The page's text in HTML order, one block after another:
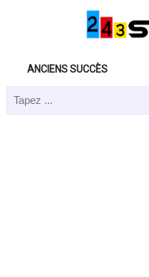
ANCIENS SUCCÈS